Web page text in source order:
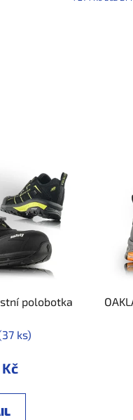
polobotka
ks)